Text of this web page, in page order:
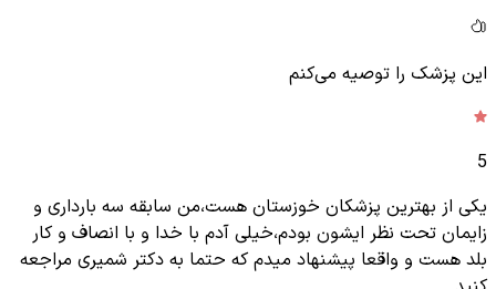
این پزشک را توصیه می‌کنم
5
یکی از بهترین پزشکان خوزستان هست،من سابقه سه بارداری و
زایمان تحت نظر ایشون بودم،خیلی آدم با خدا و با انصاف و کار
بلد هست و واقعا پیشنهاد میدم که حتما به دکتر شمیری مراجعه